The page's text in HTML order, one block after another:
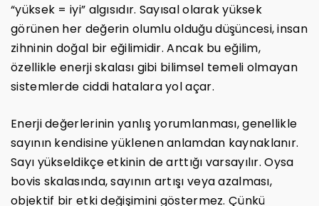
“yüksek = iyi” algısıdır. Sayısal olarak yüksek
görünen her değerin olumlu olduğu düşüncesi, insan
zihninin doğal bir eğilimidir. Ancak bu eğilim,
özellikle enerji skalası gibi bilimsel temeli olmayan
sistemlerde ciddi hatalara yol açar.
Enerji değerlerinin yanlış yorumlanması, genellikle
sayının kendisine yüklenen anlamdan kaynaklanır.
Sayı yükseldikçe etkinin de arttığı varsayılır. Oysa
bovis skalasında, sayının artışı veya azalması,
objektif bir etki değişimini göstermez. Çünkü